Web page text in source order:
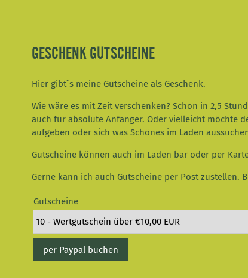
GESCHENK GUTSCHEINE
Hier gibt´s meine Gutscheine als Geschenk.
Wie wäre es mit Zeit verschenken? Schon in 2,5
auch für absolute Anfänger. Oder vielleicht möchte
aufgeben oder sich was Schönes im Laden
Gutscheine können auch im Laden bar oder per
Gerne kann ich auch Gutscheine per Post zustellen.
Gutscheine
per Paypal buchen